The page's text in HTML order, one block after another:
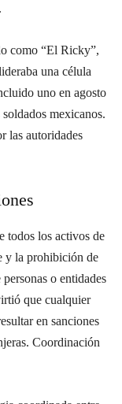
como “El Ricky”,
una célula
uno en agosto
mexicanos.
las autoridades
todos los activos de
y la prohibición de
o entidades
que cualquier
en sanciones
Coordinación